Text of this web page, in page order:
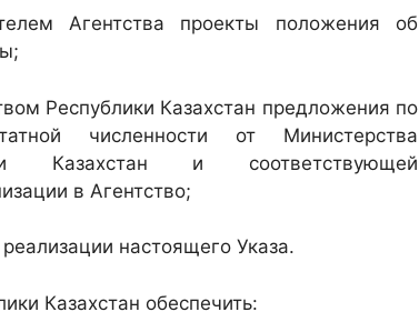
Агентства проекты положения об
Республики Казахстан предложения по
численности от Министерства
Казахстан и соответствующей
в Агентство;
настоящего Указа.
Казахстан обеспечить: